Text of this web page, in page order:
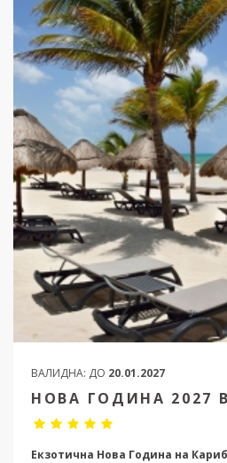
ВАЛИДНА: ДО 20.01.2027
НОВА ГОДИНА 2027
Екзотична Нова Година на